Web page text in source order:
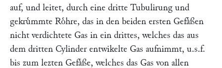
auf, und leitet, durch eine dritte Tubulirung und
gekruͤmmte Roͤhre, das in den beiden ersten Gefaͤßen
nicht verdichtete Gas in ein drittes, welches das aus
dem dritten Cylinder entwikelte Gas aufnimmt, u.s.f.
bis zum lezten Gefaͤße, welches das Gas von allen